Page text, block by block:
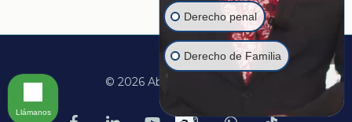
© 2026 Abogado Martine.
Derecho penal
Derecho de Familia
Llámanos